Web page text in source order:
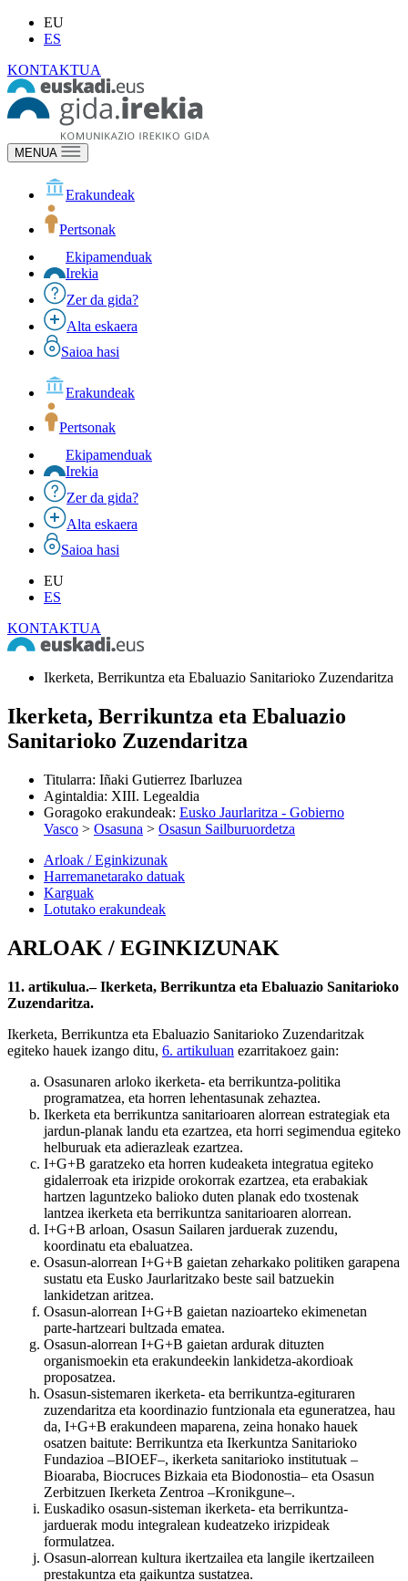
EU
ES
KONTAKTUA
MENUA
Erakundeak
Pertsonak
Ekipamenduak
Irekia
Zer da gida?
Alta eskaera
Saioa hasi
Erakundeak
Pertsonak
Ekipamenduak
Irekia
Zer da gida?
Alta eskaera
Saioa hasi
EU
ES
KONTAKTUA
Ikerketa, Berrikuntza eta Ebaluazio Sanitarioko Zuzendaritza
Ikerketa, Berrikuntza eta Ebaluazio
Sanitarioko Zuzendaritza
Titularra: Iñaki Gutierrez Ibarluzea
Agintaldia: XIII. Legealdia
Goragoko erakundeak: Eusko Jaurlaritza - Gobierno
Vasco > Osasuna > Osasun Sailburuordetza
Arloak / Eginkizunak
Harremanetarako datuak
Karguak
Lotutako erakundeak
ARLOAK / EGINKIZUNAK
11. artikulua.– Ikerketa, Berrikuntza eta Ebaluazio Sanitarioko
Zuzendaritza.
Ikerketa, Berrikuntza eta Ebaluazio Sanitarioko Zuzendaritzak
egiteko hauek izango ditu, 6. artikuluan ezarritakoez gain:
Osasunaren arloko ikerketa- eta berrikuntza-politika
programatzea, eta horren lehentasunak zehaztea.
Ikerketa eta berrikuntza sanitarioaren alorrean estrategiak eta
jardun-planak landu eta ezartzea, eta horri segimendua egiteko
helburuak eta adierazleak ezartzea.
I+G+B garatzeko eta horren kudeaketa integratua egiteko
gidalerroak eta irizpide orokorrak ezartzea, eta erabakiak
hartzen laguntzeko balioko duten planak edo txostenak
lantzea ikerketa eta berrikuntza sanitarioaren alorrean.
I+G+B arloan, Osasun Sailaren jarduerak zuzendu,
koordinatu eta ebaluatzea.
Osasun-alorrean I+G+B gaietan zeharkako politiken garapena
sustatu eta Eusko Jaurlaritzako beste sail batzuekin
lankidetzan aritzea.
Osasun-alorrean I+G+B gaietan nazioarteko ekimenetan
parte-hartzeari bultzada ematea.
Osasun-alorrean I+G+B gaietan ardurak dituzten
organismoekin eta erakundeekin lankidetza-akordioak
proposatzea.
Osasun-sistemaren ikerketa- eta berrikuntza-egituraren
zuzendaritza eta koordinazio funtzionala eta eguneratzea, hau
da, I+G+B erakundeen maparena, zeina honako hauek
osatzen baitute: Berrikuntza eta Ikerkuntza Sanitarioko
Fundazioa –BIOEF–, ikerketa sanitarioko institutuak –
Bioaraba, Biocruces Bizkaia eta Biodonostia– eta Osasun
Zerbitzuen Ikerketa Zentroa –Kronikgune–.
Euskadiko osasun-sisteman ikerketa- eta berrikuntza-
jarduerak modu integralean kudeatzeko irizpideak
formulatzea.
Osasun-alorrean kultura ikertzailea eta langile ikertzaileen
prestakuntza eta gaikuntza sustatzea.